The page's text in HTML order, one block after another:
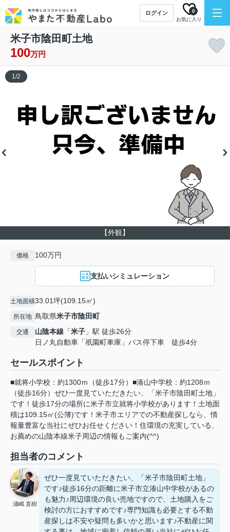
ログイン
お気に入り
0
米子市陰田町土地
100万円
【外観】
1/2
価格 100万円
支払いシミュレーション
土地面積33.01坪(109.15㎡)
所在地 鳥取県米子市陰田町
交通 山陰本線 「米子 」駅 徒歩26分
日ノ丸自動車「祇園町車庫」バス停下車 徒歩4分
セールスポイント
■就将小学校：約1300ｍ（徒歩17分）■湊山中学校：約1208ｍ
（徒歩16分）ぜひ一度見ていただきたい、「米子市陰田町土地」
です！徒歩17分の場所に米子市立就将小学校があります！土地面
積は109.15㎡(公簿)です！米子市エリアでの不動産探しなら、情
報量豊富な当社にぜひお任せください！住環境の充実している、
お薦めの山陰本線米子周辺の情報もご案内(^^)
担当者のコメント
涌嶋 直樹
ぜひ一度見ていただきたい、「米子市陰田町土地」
です♪徒歩16分の距離に米子市立湊山中学校があるの
も魅力♪周辺環境の良い売地ですので、土地購入をご
検討の方におすすめです♪専門知識も必要とする不動
産探しは不安や疑問も多いかと思います♪不動産に関